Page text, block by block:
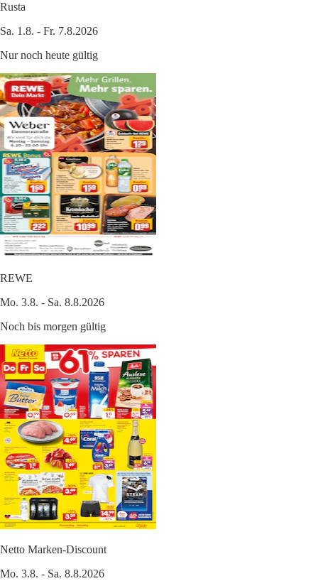
Rusta
Sa. 1.8. - Fr. 7.8.2026
Nur noch heute gültig
REWE
Mo. 3.8. - Sa. 8.8.2026
Noch bis morgen gültig
Netto Marken-Discount
Mo. 3.8. - Sa. 8.8.2026